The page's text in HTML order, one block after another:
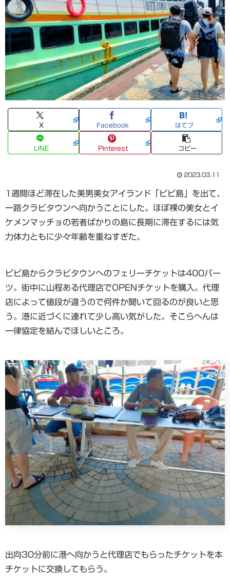
X Facebook はてブ
LINE Pinterest コピー
2023.03.11
1週間ほど滞在した美男美女アイランド「ピピ島」を出て、
一路クラビタウンへ向かうことにした。ほぼ裸の美女とイ
ケメンマッチョの若者ばかりの島に長期に滞在するには気
力体力ともに少々年齢を重ねすぎた。
ピピ島からクラビタウンへのフェリーチケットは400バー
ツ。街中に山程ある代理店でOPENチケットを購入。代理
店によって値段が違うので何件か聞いて回るのが良いと思
う。港に近づくに連れて少し高い気がした。そこらへんは
一律協定を結んでほしいところ。
出向30分前に港へ向かうと代理店でもらったチケットを本
チケットに交換してもらう。